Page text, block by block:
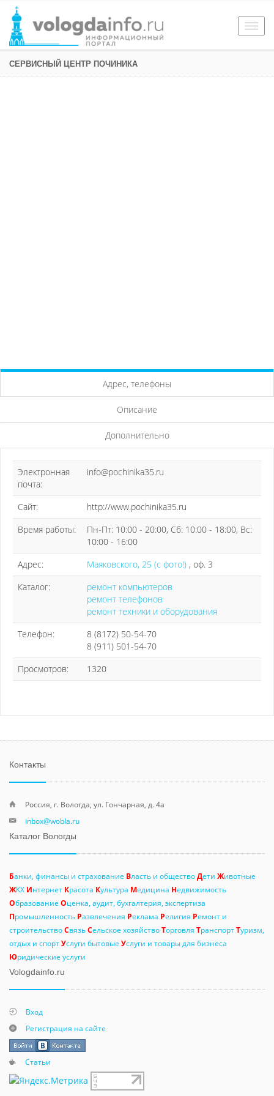
СЕРВИСНЫЙ ЦЕНТР ПОЧИНИКА
Адрес, телефоны
Описание
Дополнительно
Электронная
почта:
info@pochinika35.ru
Сайт:
http://www.pochinika35.ru
Время работы:
Пн-Пт: 10:00 - 20:00, Сб: 10:00 - 18:00, Вс:
10:00 - 16:00
Адрес:
Маяковского, 25 (с фото!) , оф. 3
Каталог:
ремонт компьютеров
ремонт телефонов
ремонт техники и оборудования
Телефон:
8 (8172) 50-54-70
8 (911) 501-54-70
Просмотров:
1320
Контакты
Россия, г. Вологда, ул. Гончарная, д. 4а
inbox@wobla.ru
Каталог Вологды
Банки, финансы и страхование Власть и обществоДети Животные
ЖКХ Интернет Красота Культура Медицина Недвижимость
Образование Оценка, аудит, бухгалтерия, экспертиза
Промышленность Развлечения Реклама Религия Ремонт и
строительствоСвязьСельское хозяйствоТорговля ТранспортТуризм,
отдых и спортУслуги бытовые Услуги и товары для бизнеса
Юридические услуги
Vologdainfo.ru
Вход
Регистрация на сайте
Статьи